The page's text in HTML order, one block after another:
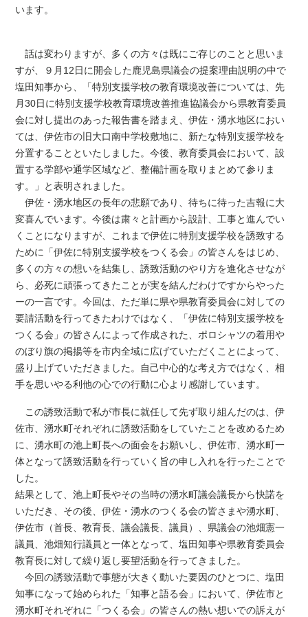
います。
話は変わりますが、多くの方々は既にご存じのことと思いま
すが、９月12日に開会した鹿児島県議会の提案理由説明の中で
塩田知事から、「特別支援学校の教育環境改善については、先
月30日に特別支援学校教育環境改善推進協議会から県教育委員
会に対し提出のあった報告書を踏まえ、伊佐・湧水地区におい
ては、伊佐市の旧大口南中学校敷地に、新たな特別支援学校を
分置することといたしました。今後、教育委員会において、設
置する学部や通学区域など、整備計画を取りまとめて参りま
す。」と表明されました。
伊佐・湧水地区の長年の悲願であり、待ちに待った吉報に大
変喜んでいます。今後は粛々と計画から設計、工事と進んでい
くことになりますが、これまで伊佐に特別支援学校を誘致する
ために「伊佐に特別支援学校をつくる会」の皆さんをはじめ、
多くの方々の想いを結集し、誘致活動のやり方を進化させなが
ら、必死に頑張ってきたことが実を結んだわけですからやった
ーの一言です。今回は、ただ単に県や県教育委員会に対しての
要請活動を行ってきたわけではなく、「伊佐に特別支援学校を
つくる会」の皆さんによって作成された、ポロシャツの着用や
のぼり旗の掲揚等を市内全域に広げていただくことによって、
盛り上げていただきました。自己中心的な考え方ではなく、相
手を思いやる利他の心での行動に心より感謝しています。
この誘致活動で私が市長に就任して先ず取り組んだのは、伊
佐市、湧水町それぞれに誘致活動をしていたことを改めるため
に、湧水町の池上町長への面会をお願いし、伊佐市、湧水町一
体となって誘致活動を行っていく旨の申し入れを行ったことで
した。
結果として、池上町長やその当時の湧水町議会議長から快諾を
いただき、その後、伊佐・湧水のつくる会の皆さまや湧水町、
伊佐市（首長、教育長、議会議長、議員）、県議会の池畑憲一
議員、池畑知行議員と一体となって、塩田知事や県教育委員会
教育長に対して繰り返し要望活動を行ってきました。
今回の誘致活動で事態が大きく動いた要因のひとつに、塩田
知事になって始められた「知事と語る会」において、伊佐市と
湧水町それぞれに「つくる会」の皆さんの熱い想いでの訴えが